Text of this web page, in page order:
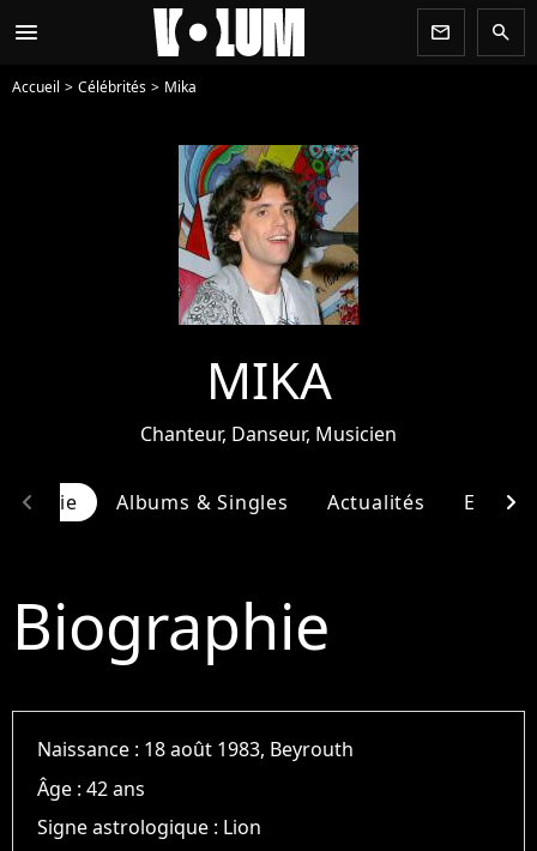
menu newsletter search
Accueil Célébrités Mika
MIKA
Chanteur, Danseur, Musicien
Albums & Singles Actualités
chevron_left chevron_right
Biographie
Naissance : 18 août 1983, Beyrouth
Âge :42 ans
Signe astrologique : Lion